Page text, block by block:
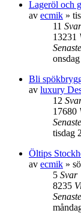
Lageröl och
av ecmik »
11 Svar
13231
Bli
av luxury
12
17680
tisdag
Öltips
av ecmik »
5 Svar
8235